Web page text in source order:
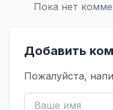
Пока нет
Добавить
Пожалуйста,